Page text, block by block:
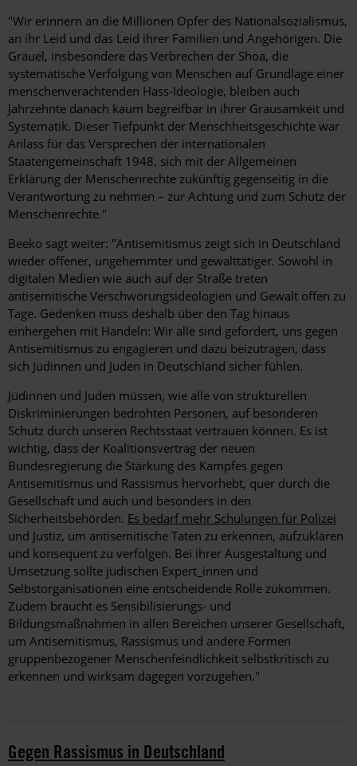
"Wir erinnern an die Millionen Opfer des Nationalsozialismus,
an ihr Leid und das Leid ihrer Familien und Angehörigen. Die
Gräuel, insbesondere das Verbrechen der Shoa, die
systematische Verfolgung von Menschen auf Grundlage einer
menschenverachtenden Hass-Ideologie, bleiben auch
Jahrzehnte danach kaum begreifbar in ihrer Grausamkeit und
Systematik. Dieser Tiefpunkt der Menschheitsgeschichte war
Anlass für das Versprechen der internationalen
Staatengemeinschaft 1948, sich mit der Allgemeinen
Erklärung der Menschenrechte zukünftig gegenseitig in die
Verantwortung zu nehmen – zur Achtung und zum Schutz der
Menschenrechte."
Beeko sagt weiter: "Antisemitismus zeigt sich in Deutschland
wieder offener, ungehemmter und gewalttätiger. Sowohl in
digitalen Medien wie auch auf der Straße treten
antisemitische Verschwörungsideologien und Gewalt offen zu
Tage. Gedenken muss deshalb über den Tag hinaus
einhergehen mit Handeln: Wir alle sind gefordert, uns gegen
Antisemitismus zu engagieren und dazu beizutragen, dass
sich Jüdinnen und Juden in Deutschland sicher fühlen.
Jüdinnen und Juden müssen, wie alle von strukturellen
Diskriminierungen bedrohten Personen, auf besonderen
Schutz durch unseren Rechtsstaat vertrauen können. Es ist
wichtig, dass der Koalitionsvertrag der neuen
Bundesregierung die Stärkung des Kampfes gegen
Antisemitismus und Rassismus hervorhebt, quer durch die
Gesellschaft und auch und besonders in den
Sicherheitsbehörden. Es bedarf mehr Schulungen für Polizei
und Justiz, um antisemitische Taten zu erkennen, aufzuklären
und konsequent zu verfolgen. Bei ihrer Ausgestaltung und
Umsetzung sollte jüdischen Expert_innen und
Selbstorganisationen eine entscheidende Rolle zukommen.
Zudem braucht es Sensibilisierungs- und
Bildungsmaßnahmen in allen Bereichen unserer Gesellschaft,
um Antisemitismus, Rassismus und andere Formen
gruppenbezogener Menschenfeindlichkeit selbstkritisch zu
erkennen und wirksam dagegen vorzugehen."
Gegen Rassismus in Deutschland